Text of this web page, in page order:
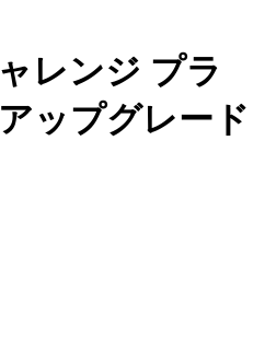
レンジ プラ
ップグレード